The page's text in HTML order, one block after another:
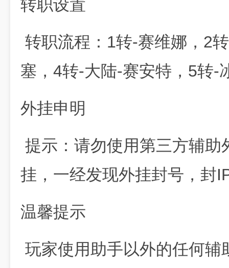
转职设置
转职流程：1转-赛维娜，2
塞，4转-大陆-赛安特，5转-
外挂申明
提示：请勿使用第三方辅助
挂，一经发现外挂封号，封
温馨提示
玩家使用助手以外的任何辅